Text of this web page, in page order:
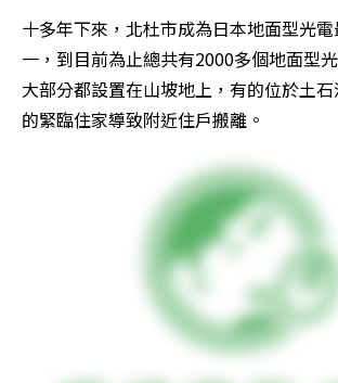
十多年下來，北杜市成為日本地面型光
一，到目前為止總共有2000多個地面型
大部分都設置在山坡地上，有的位於土
的緊臨住家導致附近住戶搬離。